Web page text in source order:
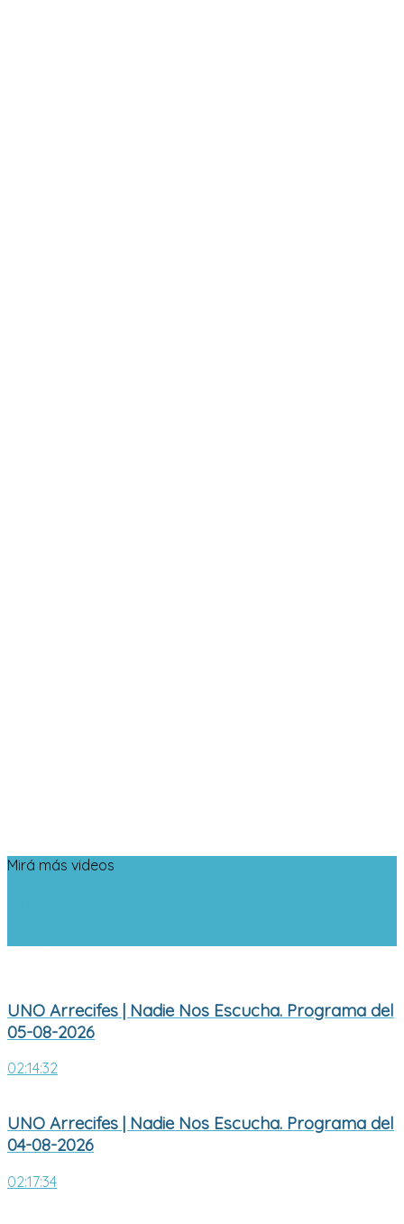
Mirá más videos
UNO Arrecifes | Nadie Nos Escucha. Programa del
05-08-2026
02:14:32
UNO Arrecifes | Nadie Nos Escucha. Programa del
04-08-2026
02:17:34